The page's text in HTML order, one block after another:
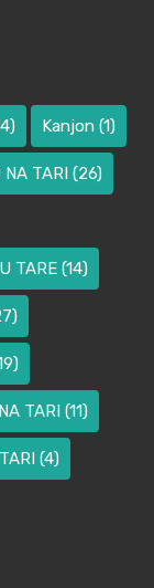
Kanjon (1)
NA TARI (26)
TARE (14)
TARI (11)
(4)